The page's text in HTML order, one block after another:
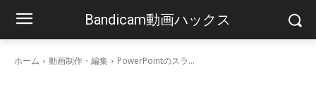
Bandicam動画ハックス
ホーム 動画制作・編集 PowerPointのスラ...